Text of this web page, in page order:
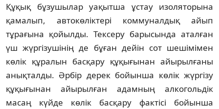
Құқық бұзушылар уақытша ұстау изоляторына
қамалып, автокөліктері коммуналдық айып
тұрағына қойылды. Тексеру барысында аталған
үш жүргізушінің де бұған дейін сот шешімімен
көлік құралын басқару құқығынан айырылғаны
анықталды. Әрбір дерек бойынша көлік жүргізу
құқығынан айырылған адамның алкогольдік
масаң күйде көлік басқару фактісі бойынша